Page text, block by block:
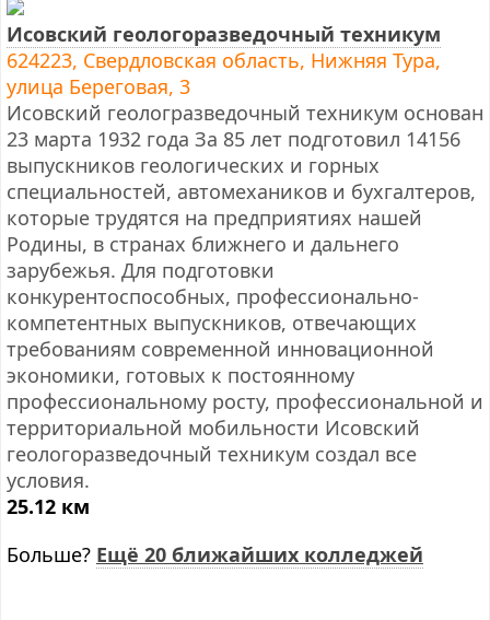
Исовский геологоразведочный техникум
624223, Свердловская область, Нижняя Тура,
улица Береговая, 3
Исовский геологразведочный техникум основан
23 марта 1932 года За 85 лет подготовил 14156
выпускников геологических и горных
специальностей, автомехаников и бухгалтеров,
которые трудятся на предприятиях нашей
Родины, в странах ближнего и дальнего
зарубежья. Для подготовки
конкурентоспособных, профессионально-
компетентных выпускников, отвечающих
требованиям современной инновационной
экономики, готовых к постоянному
профессиональному росту, профессиональной и
территориальной мобильности Исовский
геологоразведочный техникум создал все
условия.
25.12 км
Больше? Ещё 20 ближайших колледжей